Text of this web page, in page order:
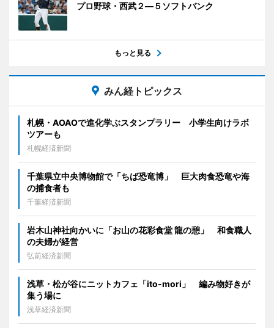
プロ野球・西武２―５ソフトバンク
もっと見る
みん経トピックス
札幌・AOAOで進化学ぶスタンプラリー 小学生向けラボ
ツアーも
札幌経済新聞
千葉県立中央博物館で「ちば恐竜博」 巨大肉食恐竜や海
の捕食者も
千葉経済新聞
岩木山神社向かいに「お山の花彩食堂 龍の憩」 和食職人
の夫婦が経営
弘前経済新聞
浅草・松が谷にニットカフェ「ito-mori」 編み物好きが
集う場に
浅草経済新聞